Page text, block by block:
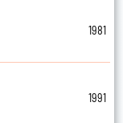
1981
1991